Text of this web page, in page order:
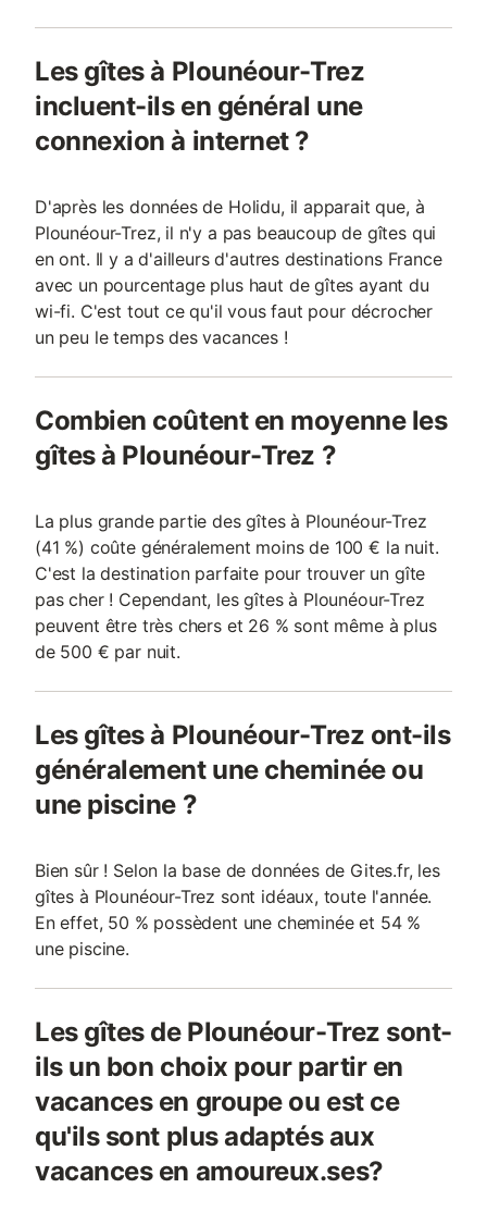
Les gîtes à Plounéour-Trez
incluent-ils en général une
connexion à internet ?
D'après les données de Holidu, il apparait que, à
Plounéour-Trez, il n'y a pas beaucoup de gîtes qui
en ont. Il y a d'ailleurs d'autres destinations France
avec un pourcentage plus haut de gîtes ayant du
wi-fi. C'est tout ce qu'il vous faut pour décrocher
un peu le temps des vacances !
Combien coûtent en moyenne les
gîtes à Plounéour-Trez ?
La plus grande partie des gîtes à Plounéour-Trez
(41 %) coûte généralement moins de 100 € la nuit.
C'est la destination parfaite pour trouver un gîte
pas cher ! Cependant, les gîtes à Plounéour-Trez
peuvent être très chers et 26 % sont même à plus
de 500 € par nuit.
Les gîtes à Plounéour-Trez ont-ils
généralement une cheminée ou
une piscine ?
Bien sûr ! Selon la base de données de Gites.fr, les
gîtes à Plounéour-Trez sont idéaux, toute l'année.
En effet, 50 % possèdent une cheminée et 54 %
une piscine.
Les gîtes de Plounéour-Trez sont-
ils un bon choix pour partir en
vacances en groupe ou est ce
qu'ils sont plus adaptés aux
vacances en amoureux.ses?